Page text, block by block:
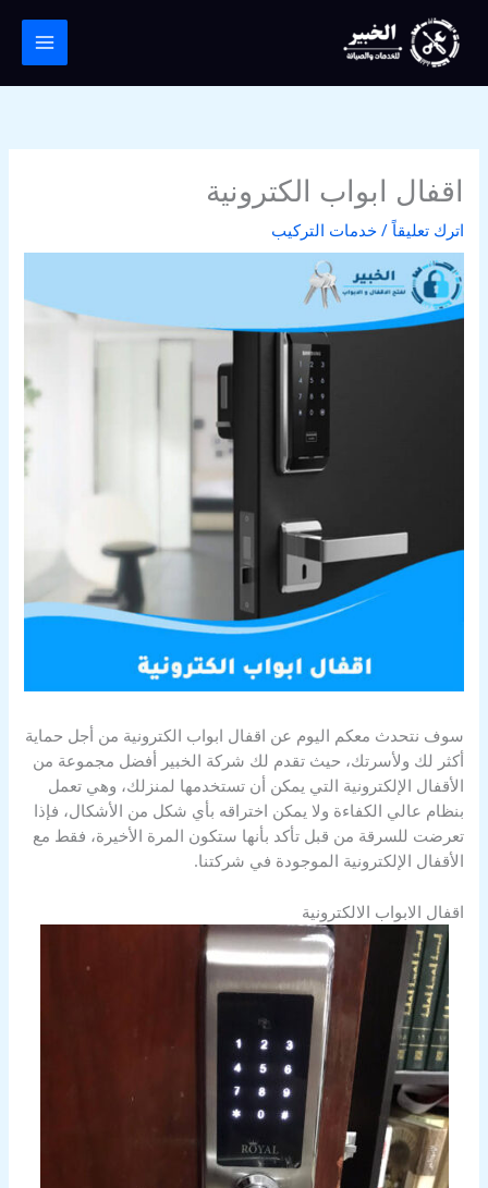
المحتوى
اقفال ابواب الكترونية
اترك تعليقاً /خدمات التركيب
سوف نتحدث معكم اليوم عن اقفال ابواب الكترونية من أجل حماية
أكثر لك ولأسرتك، حيث تقدم لك شركة الخبير أفضل مجموعة من
الأقفال الإلكترونية التي يمكن أن تستخدمها لمنزلك، وهي تعمل
بنظام عالي الكفاءة ولا يمكن اختراقه بأي شكل من الأشكال، فإذا
تعرضت للسرقة من قبل تأكد بأنها ستكون المرة الأخيرة، فقط مع
الأقفال الإلكترونية الموجودة في شركتنا.
اقفال الابواب الالكترونية